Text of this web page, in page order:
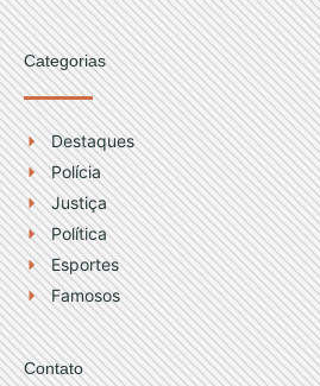
Categorias
Destaques
Polícia
Justiça
Política
Esportes
Famosos
Contato